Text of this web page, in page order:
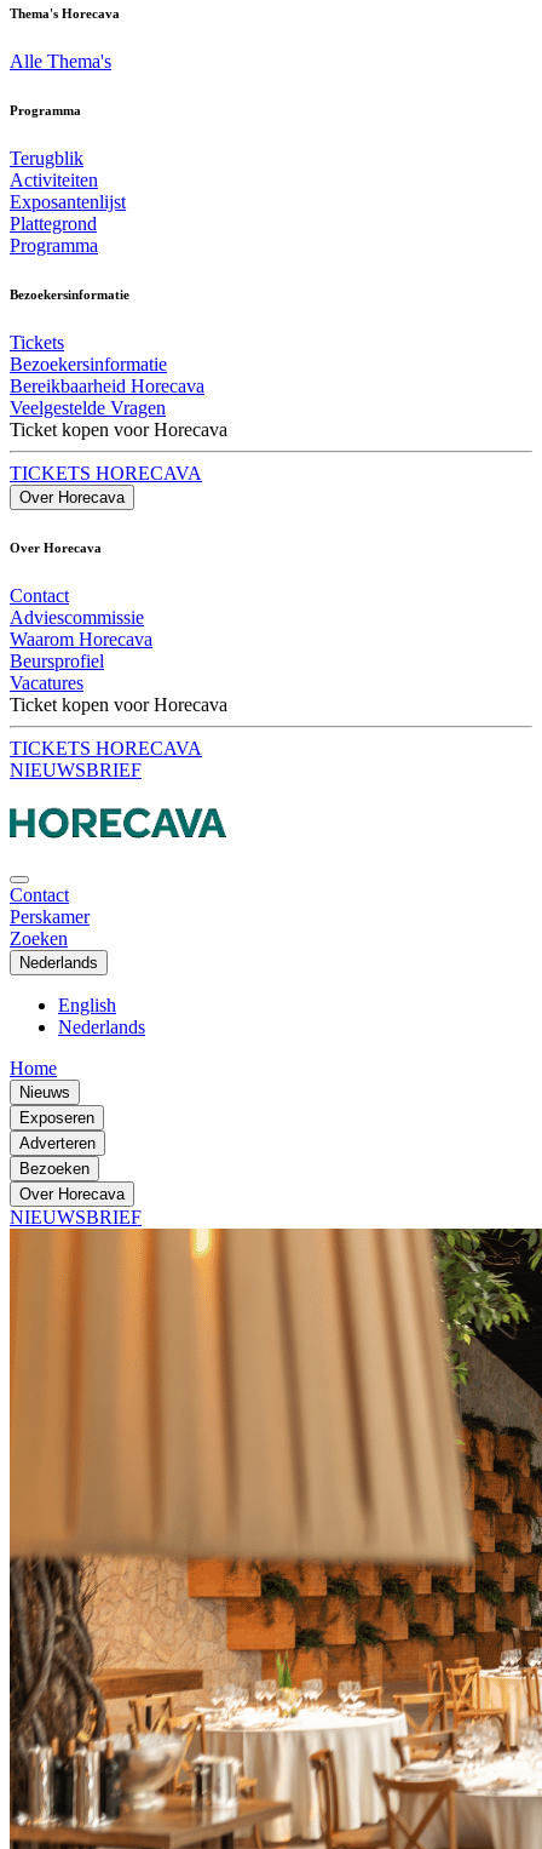
Thema's Horecava
Alle Thema's
Programma
Terugblik
Activiteiten
Exposantenlijst
Plattegrond
Programma
Bezoekersinformatie
Tickets
Bezoekersinformatie
Bereikbaarheid Horecava
Veelgestelde Vragen
Ticket kopen voor Horecava
TICKETS HORECAVA
Over Horecava
Over Horecava
Contact
Adviescommissie
Waarom Horecava
Beursprofiel
Vacatures
Ticket kopen voor Horecava
TICKETS HORECAVA
NIEUWSBRIEF
Contact
Perskamer
Zoeken
Nederlands
English
Nederlands
Home
Nieuws
Exposeren
Adverteren
Bezoeken
Over Horecava
NIEUWSBRIEF